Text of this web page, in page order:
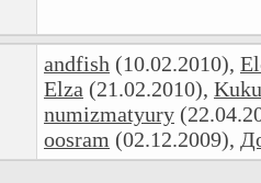
andfish (10.02.2010),
Elza (21.02.2010),
numizmatyury
oosram (02.12.2009),